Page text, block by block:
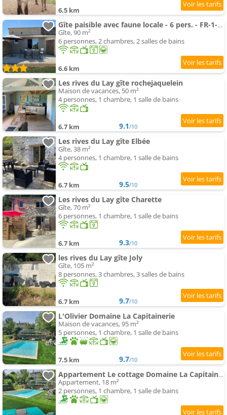
6.5 km
Gîte paisible avec faune locale - 6 pers. - FR-1-426-617
Gîte, 90 m²
6 personnes, 2 chambres, 2 salles de bains
6.6 km
Les rives du Lay gîte rochejaquelein
Maison de vacances, 50 m²
4 personnes, 1 chambre, 1 salle de bains
6.7 km 9.1/10
Les rives du Lay gîte Elbée
Gîte, 38 m²
4 personnes, 1 chambre, 1 salle de bains
6.7 km 9.5/10
Les rives du Lay gîte Charette
Gîte, 70 m²
6 personnes, 1 chambre, 1 salle de bains
6.7 km 9.3/10
les rives du Lay gîte Joly
Gîte, 105 m²
8 personnes, 3 chambres, 3 salles de bains
6.7 km 9.7/10
L'Olivier Domaine La Capitainerie
Maison de vacances, 95 m²
5 personnes, 1 chambre, 1 salle de bains
7.5 km 9.7/10
Appartement Le cottage Domaine La Capitainerie
Appartement, 18 m²
2 personnes, 1 chambre, 1 salle de bains